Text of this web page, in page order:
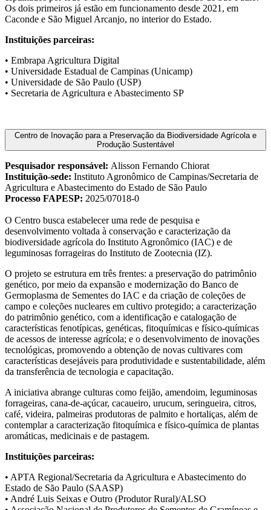
Os dois primeiros já estão em funcionamento desde 2021, em
Caconde e São Miguel Arcanjo, no interior do Estado.
Instituições parceiras:
• Embrapa Agricultura Digital
• Universidade Estadual de Campinas (Unicamp)
• Universidade de São Paulo (USP)
• Secretaria de Agricultura e Abastecimento SP
Centro de Inovação para a Preservação da Biodiversidade Agrícola e
Produção Sustentável
Pesquisador responsável: Alisson Fernando Chiorat
Instituição-sede: Instituto Agronômico de Campinas/Secretaria de
Agricultura e Abastecimento do Estado de São Paulo
Processo FAPESP: 2025/07018-0
O Centro busca estabelecer uma rede de pesquisa e
desenvolvimento voltada à conservação e caracterização da
biodiversidade agrícola do Instituto Agronômico (IAC) e de
leguminosas forrageiras do Instituto de Zootecnia (IZ).
O projeto se estrutura em três frentes: a preservação do patrimônio
genético, por meio da expansão e modernização do Banco de
Germoplasma de Sementes do IAC e da criação de coleções de
campo e coleções nucleares em cultivo protegido; a caracterização
do patrimônio genético, com a identificação e catalogação de
características fenotípicas, genéticas, fitoquímicas e físico-químicas
de acessos de interesse agrícola; e o desenvolvimento de inovações
tecnológicas, promovendo a obtenção de novas cultivares com
características desejáveis para produtividade e sustentabilidade, além
da transferência de tecnologia e capacitação.
A iniciativa abrange culturas como feijão, amendoim, leguminosas
forrageiras, cana-de-açúcar, cacaueiro, urucum, seringueira, citros,
café, videira, palmeiras produtoras de palmito e hortaliças, além de
contemplar a caracterização fitoquímica e físico-química de plantas
aromáticas, medicinais e de pastagem.
Instituições parceiras:
• APTA Regional/Secretaria da Agricultura e Abastecimento do
Estado de São Paulo (SAASP)
• André Luis Seixas e Outro (Produtor Rural)/ALSO